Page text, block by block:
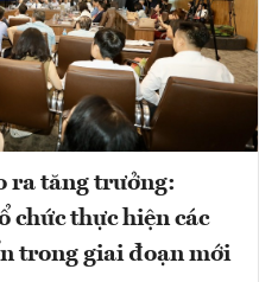
ra tăng trưởng:
chức thực hiện các
trong giai đoạn mới